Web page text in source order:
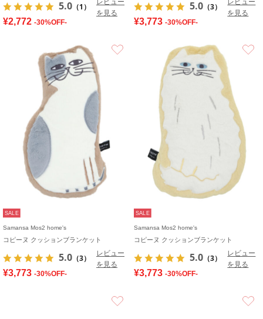
5.0 （1）
を見る
¥2,772 -30%OFF-
5.0 （3）
を見る
¥3,773 -30%OFF-
SALE
Samansa Mos2 home's
コピーヌ クッションブランケット
5.0 （3）
レビュー
を見る
¥3,773 -30%OFF-
SALE
Samansa Mos2 home's
コピーヌ クッションブランケット
5.0 （3）
レビュー
を見る
¥3,773 -30%OFF-